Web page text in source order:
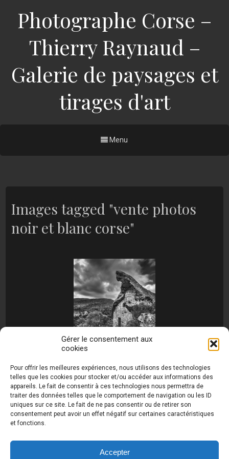
Gérer le consentement aux
cookies
Pour offrir les meilleures expériences, nous utilisons des technologies
telles que les cookies pour stocker et/ou accéder aux informations des
appareils. Le fait de consentir à ces technologies nous permettra de
traiter des données telles que le comportement de navigation ou les ID
uniques sur ce site. Le fait de ne pas consentir ou de retirer son
consentement peut avoir un effet négatif sur certaines caractéristiques
et fonctions.
Accepter
Photographe Corse –
Thierry Raynaud –
Galerie de paysages et
tirages d'art
Menu
Images tagged "vente photos
noir et blanc corse"
raynaud.com ©
Toutes les photos de ce site sont